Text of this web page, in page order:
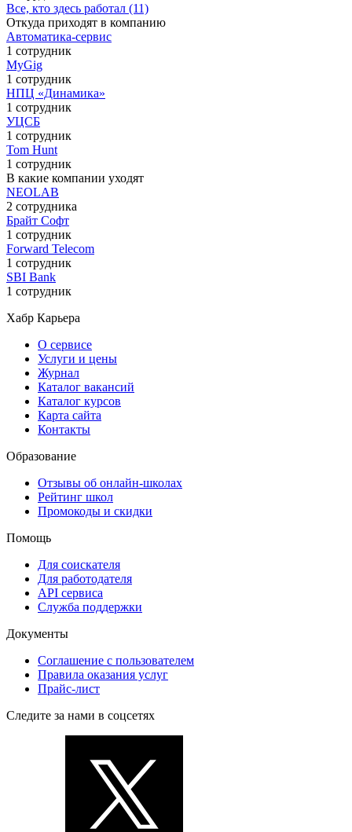
Все, кто здесь работал (11)
Откуда приходят в компанию
Автоматика-сервис
1 сотрудник
MyGig
1 сотрудник
НПЦ «Динамика»
1 сотрудник
УЦСБ
1 сотрудник
Tom Hunt
1 сотрудник
В какие компании уходят
NEOLAB
2 сотрудника
Брайт Софт
1 сотрудник
Forward Telecom
1 сотрудник
SBI Bank
1 сотрудник
Хабр Карьера
О сервисе
Услуги и цены
Журнал
Каталог вакансий
Каталог курсов
Карта сайта
Контакты
Образование
Отзывы об онлайн-школах
Рейтинг школ
Промокоды и скидки
Помощь
Для соискателя
Для работодателя
API сервиса
Служба поддержки
Документы
Соглашение с пользователем
Правила оказания услуг
Прайс-лист
Следите за нами в соцсетях